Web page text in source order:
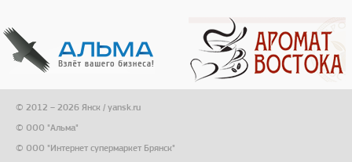
© 2012 – 2026 Янск / yansk.ru
© ООО "Альма"
© ООО "Интернет супермаркет Брянск"